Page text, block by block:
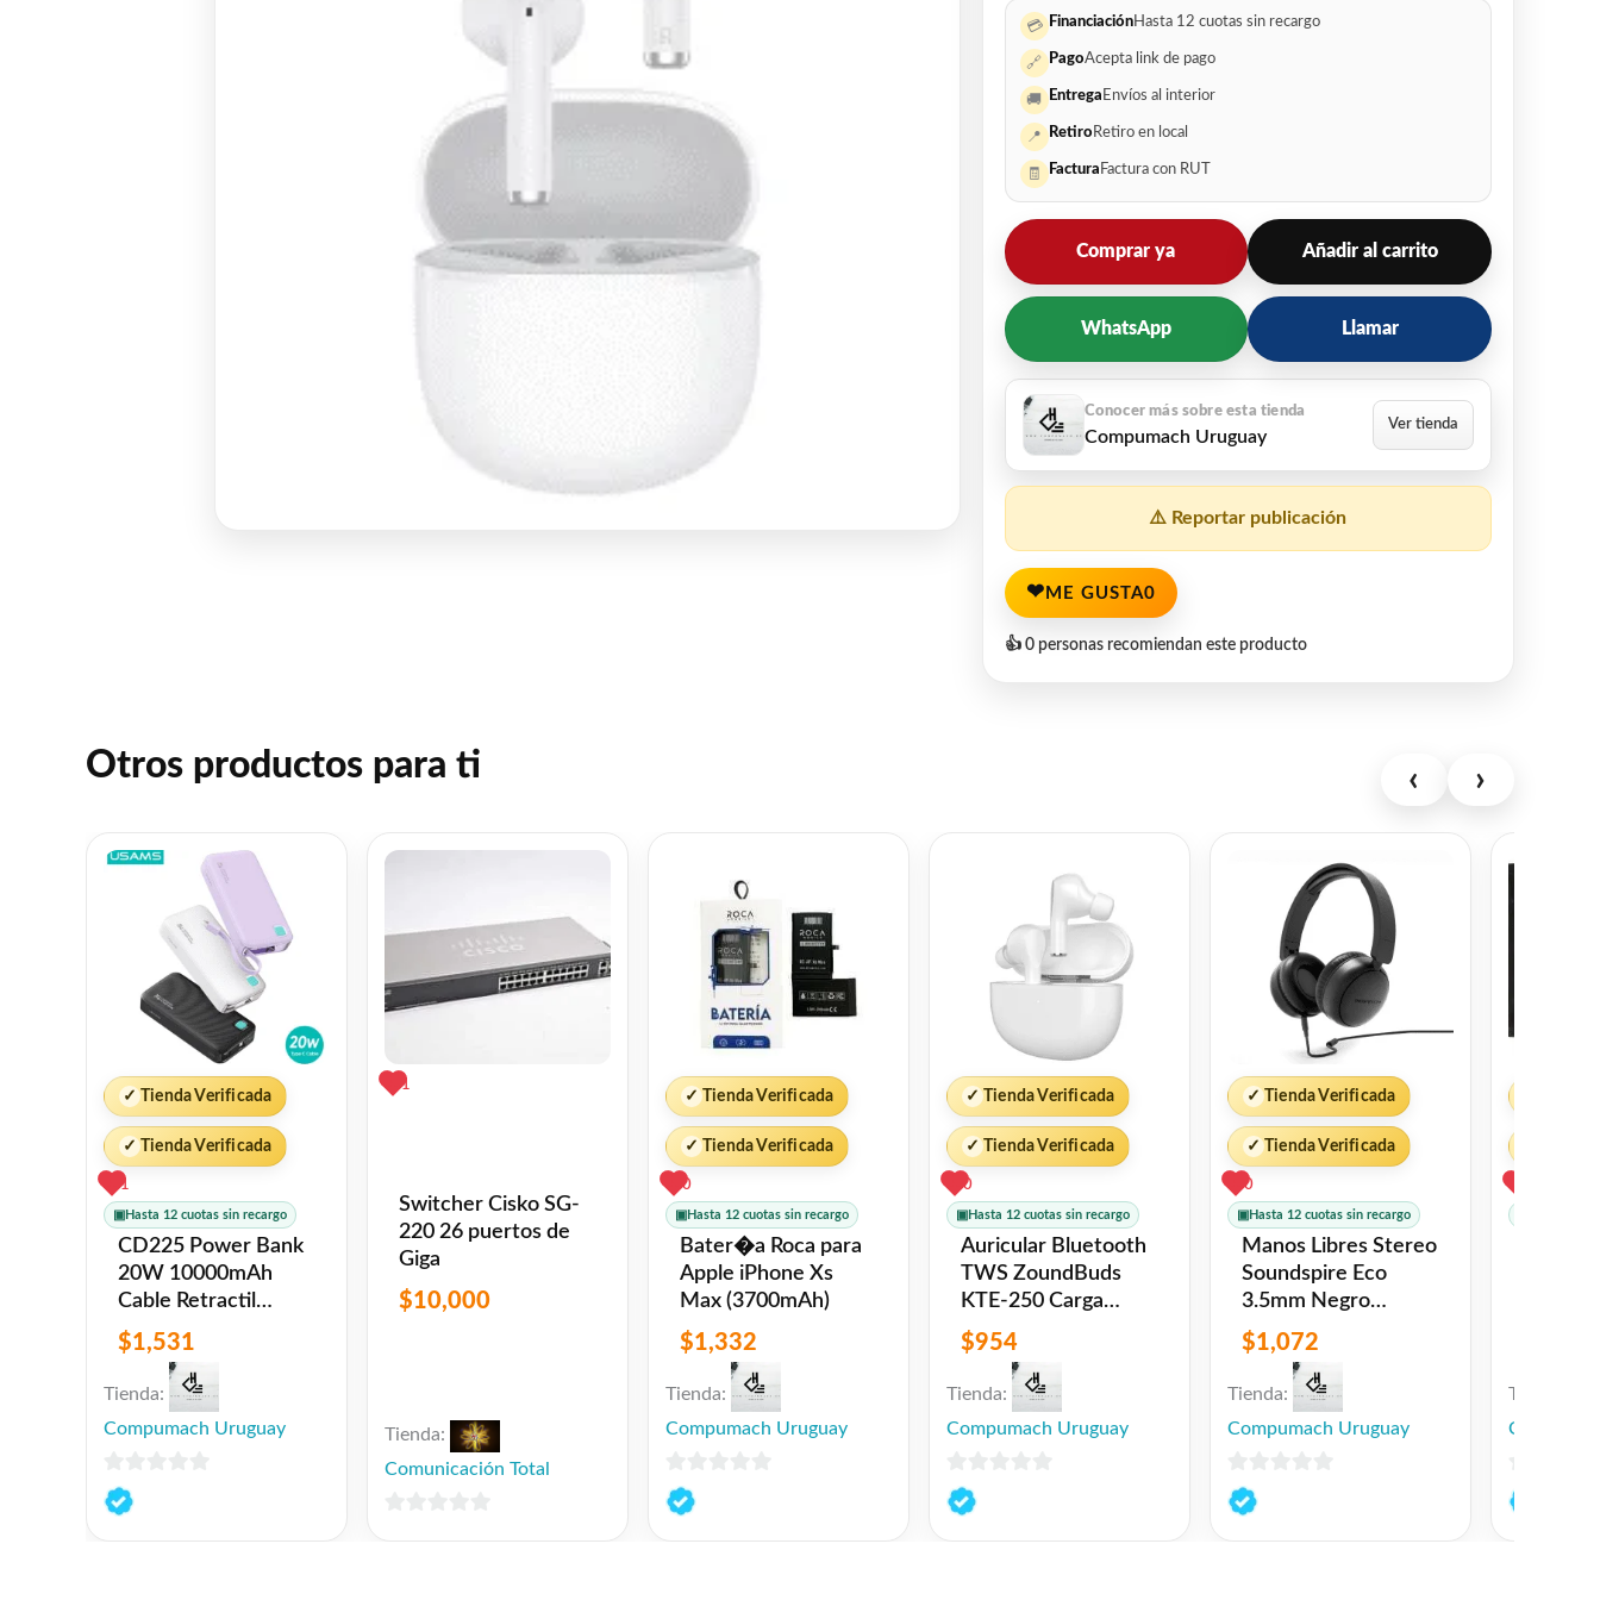
💳 FinanciaciónHasta 12 cuotas sin recargo
🔗 PagoAcepta link de pago
🚚 Entrega Envíos al interior
📍 Retiro Retiro en local
🧾 Factura Factura con RUT
Comprar ya Añadir al carrito
WhatsApp Llamar
Compumach Uruguay
⚠️ Reportar publicación
❤ ME GUSTA0
👍 0 personas recomiendan este producto
Otros productos para ti ‹ ›
✓ Tienda Verificada
✓ Tienda Verificada
1
▣Hasta 12 cuotas sin recargo
CD225 Power Bank
20W 10000mAh
Cable Retractil
Lightning Blanco
USAMS
$1,531
Tienda:
Compumach Uruguay
0
de
1
Switcher Cisko SG-
220 26 puertos de
Giga
$10,000
Tienda:
Comunicación Total
✓ Tienda Verificada
✓ Tienda Verificada
0
▣Hasta 12 cuotas sin recargo
Bater�a Roca para
Apple iPhone Xs
Max (3700mAh)
$1,332
Tienda:
Compumach Uruguay
0
de
✓ Tienda Verificada
✓ Tienda Verificada
0
▣Hasta 12 cuotas sin recargo
Auricular Bluetooth
TWS ZoundBuds
KTE-250 Carga
Inalambrica Blanco
Xtreme
$954
Tienda:
Compumach Uruguay
0
de
✓ Tienda Verificada
✓ Tienda Verificada
0
▣Hasta 12 cuotas sin recargo
Manos Libres Stereo
Soundspire Eco
3.5mm Negro
Energy Sistem
$1,072
Tienda:
Compumach Uruguay
0
de
Tienda:
0